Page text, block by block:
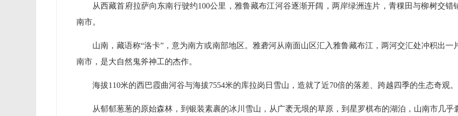
从西藏首府拉萨向东南行驶约100公里，雅鲁藏布江河谷逐渐开阔，两岸绿洲连片，青稞田与柳树交错
南市。
山南，藏语称“洛卡”，意为南方或南部地区。雅砻河从南面山区汇入雅鲁藏布江，两河交汇处冲积出一
南市，是大自然鬼斧神工的杰作。
海拔110米的西巴霞曲河谷与海拔7554米的库拉岗日雪山，造就了近70倍的落差、跨越四季的生态奇观。
从郁郁葱葱的原始森林，到银装素裹的冰川雪山，从广袤无垠的草原，到星罗棋布的湖泊，山南市几